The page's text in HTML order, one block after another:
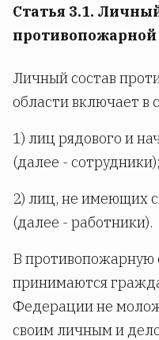
Статья 3.1.
Личный состав
области включает в
1) лиц рядового и
(далее - сотрудники);
2) лиц, не имеющих
(далее - работники).
В противопожарную
принимаются
Федерации не
своим личным и